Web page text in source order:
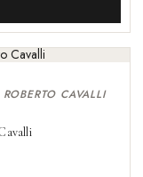
ROBERTO CAVALLI